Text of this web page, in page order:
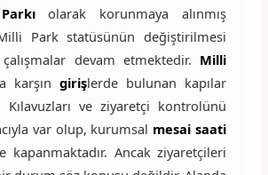
olarak korunmaya alınmış
Park statüsünün değiştirilmesi
devam etmektedir. Milli
karşıngirişlerde bulunan kapılar
ve ziyaretçi kontrolünü
var olup, kurumsal mesai saati
kapanmaktadır. Ancak ziyaretçileri